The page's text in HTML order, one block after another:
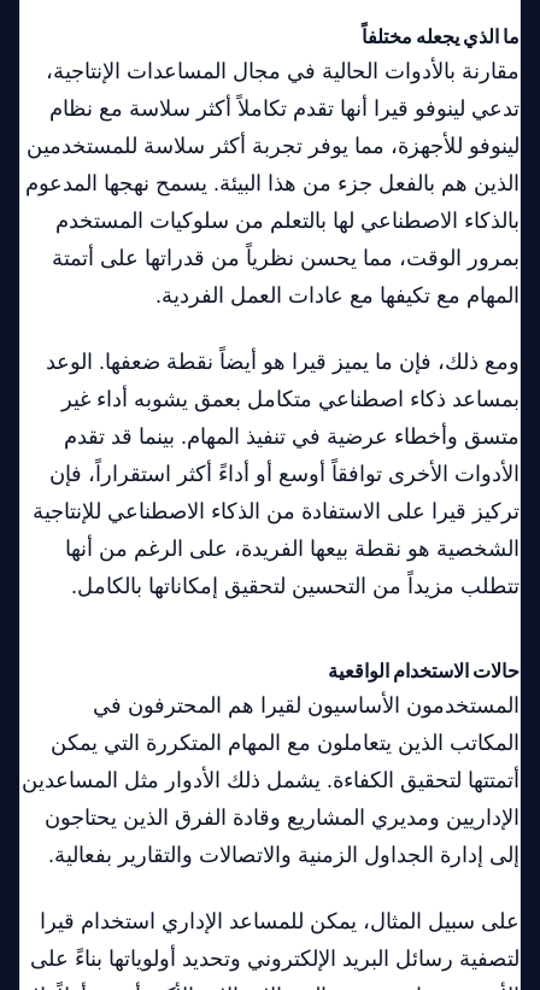
ما الذي يجعله مختلفاً
مقارنة بالأدوات الحالية في مجال المساعدات الإنتاجية،
تدعي لينوفو قيرا أنها تقدم تكاملاً أكثر سلاسة مع نظام
لينوفو للأجهزة، مما يوفر تجربة أكثر سلاسة للمستخدمين
الذين هم بالفعل جزء من هذا البيئة. يسمح نهجها المدعوم
بالذكاء الاصطناعي لها بالتعلم من سلوكيات المستخدم
بمرور الوقت، مما يحسن نظرياً من قدراتها على أتمتة
المهام مع تكيفها مع عادات العمل الفردية.
ومع ذلك، فإن ما يميز قيرا هو أيضاً نقطة ضعفها. الوعد
بمساعد ذكاء اصطناعي متكامل بعمق يشوبه أداء غير
متسق وأخطاء عرضية في تنفيذ المهام. بينما قد تقدم
الأدوات الأخرى توافقاً أوسع أو أداءً أكثر استقراراً، فإن
تركيز قيرا على الاستفادة من الذكاء الاصطناعي للإنتاجية
الشخصية هو نقطة بيعها الفريدة، على الرغم من أنها
تتطلب مزيداً من التحسين لتحقيق إمكاناتها بالكامل.
حالات الاستخدام الواقعية
المستخدمون الأساسيون لقيرا هم المحترفون في
المكاتب الذين يتعاملون مع المهام المتكررة التي يمكن
أتمتتها لتحقيق الكفاءة. يشمل ذلك الأدوار مثل المساعدين
الإداريين ومديري المشاريع وقادة الفرق الذين يحتاجون
إلى إدارة الجداول الزمنية والاتصالات والتقارير بفعالية.
على سبيل المثال، يمكن للمساعد الإداري استخدام قيرا
لتصفية رسائل البريد الإلكتروني وتحديد أولوياتها بناءً على